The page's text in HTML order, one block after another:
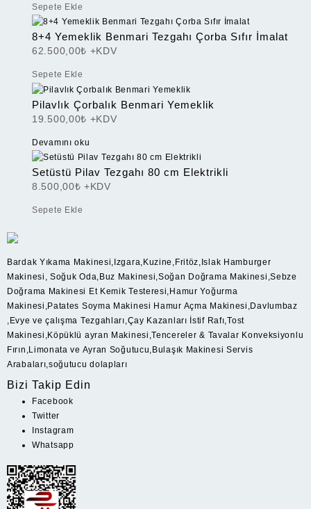
Sepete Ekle
8+4 Yemeklik Benmari Tezgahı Çorba Sıfır İmalat
62.500,00₺ +KDV
Sepete Ekle
Pilavlık Çorbalık Benmari Yemeklik
19.500,00₺ +KDV
Devamını oku
Setüstü Pilav Tezgahı 80 cm Elektrikli
8.500,00₺ +KDV
Sepete Ekle
Bardak Yıkama Makinesi,Izgara,Kuzine,Fritöz,Islak Hamburger
Makinesi, Soğuk Oda,Buz Makinesi,Soğan Doğrama Makinesi,Sebze
Doğrama Makinesi Et Kemik Testeresi,Hamur Yoğurma
Makinesi,Patates Soyma Makinesi Hamur Açma Makinesi,Davlumbaz
,Evye ve çalışma Tezgahları,Çay Kazanları İstif Rafı,Tost
Makinesi,Köpüklü ayran Makinesi,Tencereler & Tavalar Konveksiyonlu
Fırın,Limonata ve Ayran Soğutucu,Bulaşık Makinesi Servis
Arabaları,soğutucu dolapları
Bizi Takip Edin
Facebook
Twitter
Instagram
Whatsapp